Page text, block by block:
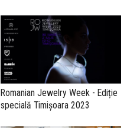
Romanian Jewelry Week - Ediție
specială Timișoara 2023